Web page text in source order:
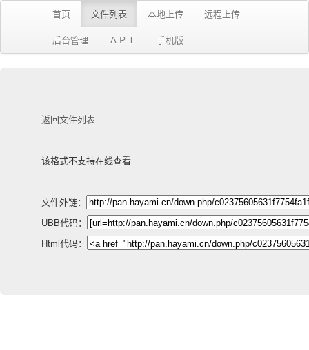
首页 文件列表 本地上传
远程上传
后台管理
ＡＰＩ 手机版
返回文件列表
----------
该格式不支持在线查看
文件外链：
UBB代码：
Html代码：